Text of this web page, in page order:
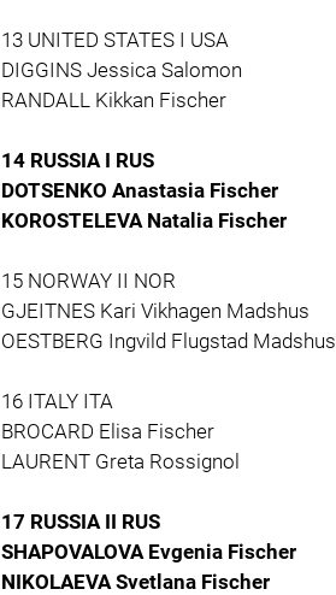
13 UNITED STATES I USA
DIGGINS Jessica Salomon
RANDALL Kikkan Fischer
14 RUSSIA I RUS
DOTSENKO Anastasia Fischer
KOROSTELEVA Natalia Fischer
15 NORWAY II NOR
GJEITNES Kari Vikhagen Madshus
OESTBERG Ingvild Flugstad Madshus
16 ITALY ITA
BROCARD Elisa Fischer
LAURENT Greta Rossignol
17 RUSSIA II RUS
SHAPOVALOVA Evgenia Fischer
NIKOLAEVA Svetlana Fischer